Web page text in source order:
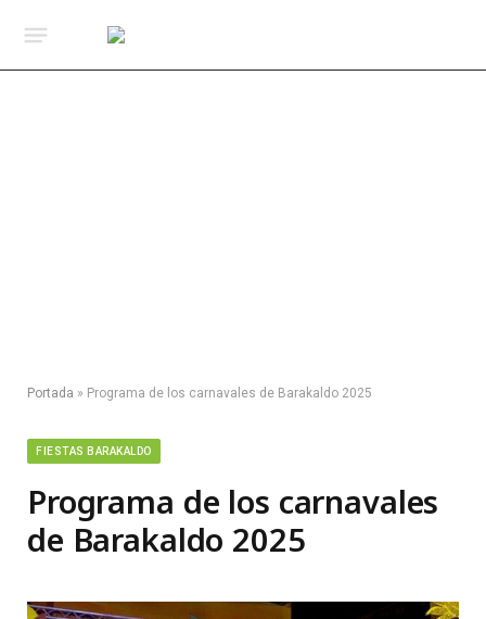
Portada » Programa de los carnavales de Barakaldo 2025
FIESTAS BARAKALDO
Programa de los carnavales
de Barakaldo 2025